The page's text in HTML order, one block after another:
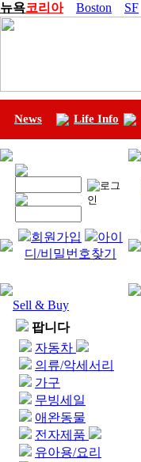
뉴욕코리아 Boston SF
News Life Info
회원가입
아이
디/비밀번호찾기
Sell & Buy
팝니다
자동차
의류/악세서리
가구
무빙세일
애완동물
전자제품
유아용/요리